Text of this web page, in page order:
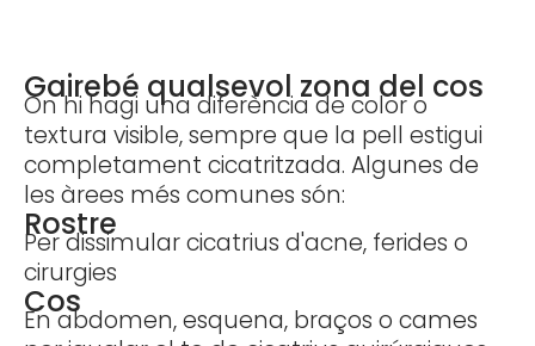
Gairebé qualsevol zona del cos
On hi hagi una diferència de color o
textura visible, sempre que la pell estigui
completament cicatritzada. Algunes de
les àrees més comunes són:
Rostre
Per dissimular cicatrius d'acne, ferides o
cirurgies
Cos
En abdomen, esquena, braços o cames